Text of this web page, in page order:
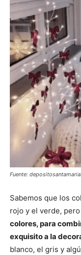
Fuente:
Sabemos que los
rojo y el verde, pero
colores, para
exquisito a la
blanco, el gris y